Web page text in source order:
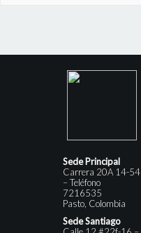
Sede Principal
Carrera 20A 14-54
– Teléfono
7216535
Pasto, Colombia
Sede Santiago